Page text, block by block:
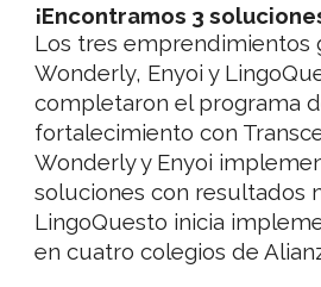
¡Encontramos 3
Los tres emprendimientos
Wonderly, Enyoi y
completaron el programa
fortalecimiento con
Wonderly y Enyoi
soluciones con resultados
LingoQuesto inicia
en cuatro colegios de